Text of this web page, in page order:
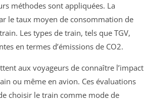
méthodes sont appliquées. La
le taux moyen de consommation de
Les types de train, tels que TGV,
en termes d’émissions de CO2.
aux voyageurs de connaître l’impact
ou même en avion. Ces évaluations
choisir le train comme mode de